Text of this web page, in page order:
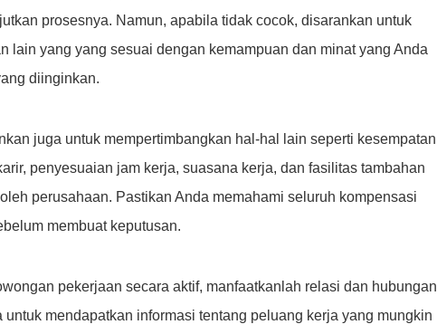
prosesnya. Namun, apabila tidak cocok, disarankan untuk
lain yang yang sesuai dengan kemampuan dan minat yang Anda
diinginkan.
juga untuk mempertimbangkan hal-hal lain seperti kesempatan
penyesuaian jam kerja, suasana kerja, dan fasilitas tambahan
perusahaan. Pastikan Anda memahami seluruh kompensasi
membuat keputusan.
pekerjaan secara aktif, manfaatkanlah relasi dan hubungan
untuk mendapatkan informasi tentang peluang kerja yang mungkin